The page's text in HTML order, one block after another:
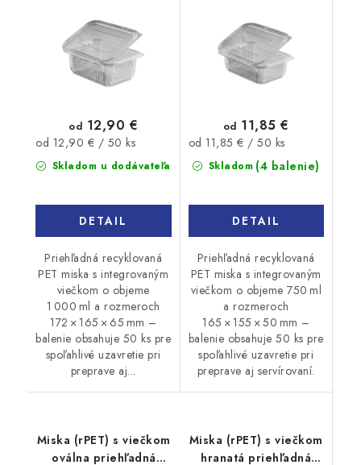
Skladom u dodávateľa
od 12,90 €
Jednotková
cena:
od 12,90 € / 50 ks
DETAIL
Priehľadná recyklovaná
PET miska s integrovaným
viečkom o objeme
1 000 ml a rozmeroch
172 × 165 × 65 mm –
balenie obsahuje 50 ks pre
spoľahlivé uzavretie pri
preprave aj...
Skladom (4 balenie)
od 11,85 €
Jednotková
cena:
od 11,85 € / 50 ks
DETAIL
Priehľadná recyklovaná
PET miska s integrovaným
viečkom o objeme 750 ml
a rozmeroch
165 × 155 × 50 mm –
balenie obsahuje 50 ks pre
spoľahlivé uzavretie pri
preprave aj servírovaní.
Miska (rPET) s viečkom
oválna priehľadná
Miska (rPET) s viečkom
hranatá priehľadná